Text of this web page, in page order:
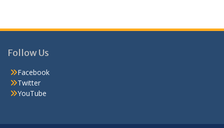
Follow Us
Facebook
Twitter
YouTube